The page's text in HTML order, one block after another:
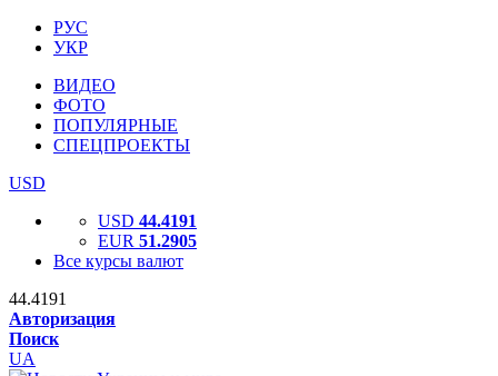
РУС
УКР
ВИДЕО
ФОТО
ПОПУЛЯРНЫЕ
СПЕЦПРОЕКТЫ
USD
USD 44.4191
EUR 51.2905
Все курсы валют
44.4191
Авторизация
Поиск
UA